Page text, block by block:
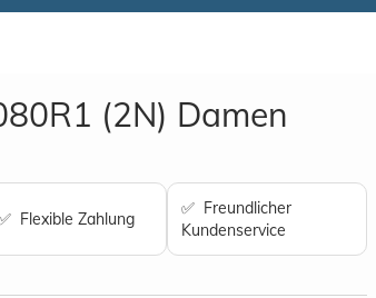
Passwort vergessen?
(2N) Damen
Flexible Zahlung
✅ Freundlicher
Kundenservice